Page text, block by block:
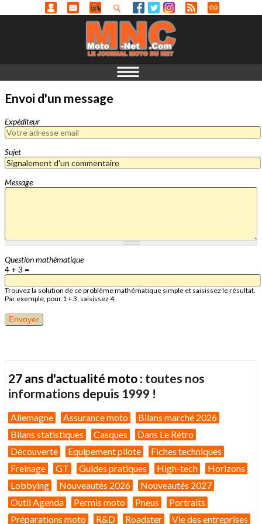
Envoi d'un message
Expéditeur
Sujet
Message
Question mathématique
4 + 3 =
Trouvez la solution de ce problème mathématique simple et saisissez le résultat.
Par exemple, pour 1 + 3, saisissez 4.
27 ans d'actualité moto : toutes nos
informations depuis 1999 !
Allemagne Assurance moto
Bilans marché 2026
Bilans statistiques
Casques
Dans Le Rétro
Découverte
Equipement pilote
Fiches techniques
Freinage
GT Guides pratiques High-tech
Horizons
Lobbying
Nouveautés 2026
Nouveautés 2027
Outil Agenda
Permis moto Pneus
Portraits
Préparations moto
R&D Roadster Vie des entreprises